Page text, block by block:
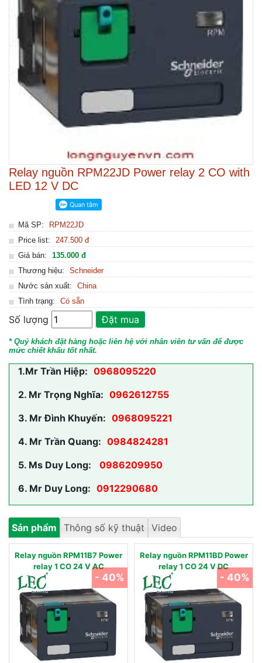
Relay nguồn RPM22JD Power relay 2 CO with
LED 12 V DC
Mã SP:
RPM22JD
Price list:
247.500 đ
Giá bán:
135.000 đ
Thương hiệu:
Schneider
Nước sản xuất:
China
Tình trạng:
Có sẵn
Số lượng Đặt mua
* Quý khách đặt hàng hoặc liên hệ với nhân viên tư vấn để được
mức chiết khấu tốt nhất.
1.Mr Trần Hiệp: 0968095220
2. Mr Trọng Nghĩa: 0962612755
3. Mr Đình Khuyến: 0968095221
4. Mr Trần Quang: 0984824281
5. Ms Duy Long:
0986209950
6. Mr Duy Long: 0912290680
Sản phẩm Thông số kỹ thuật Video
Relay nguồn RPM11B7 Power
relay 1 CO 24 V AC
- 40%
Relay nguồn RPM11BD Power
relay 1 CO 24 V DC
- 40%